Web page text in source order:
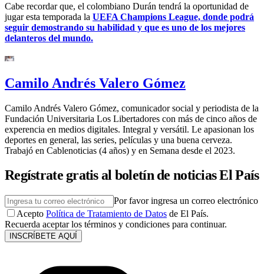
Cabe recordar que, el colombiano Durán tendrá la oportunidad de
jugar esta temporada la UEFA Champions League, donde podrá
seguir demostrando su habilidad y que es uno de los mejores
delanteros del mundo.
Camilo Andrés Valero Gómez
Camilo Andrés Valero Gómez, comunicador social y periodista de la
Fundación Universitaria Los Libertadores con más de cinco años de
experencia en medios digitales. Integral y versátil. Le apasionan los
deportes en general, las series, películas y una buena cerveza.
Trabajó en Cablenoticias (4 años) y en Semana desde el 2023.
Regístrate gratis al boletín de noticias El País
Por favor ingresa un correo electrónico
Acepto Política de Tratamiento de Datos de El País.
Recuerda aceptar los términos y condiciones para continuar.
INSCRÍBETE AQUÍ